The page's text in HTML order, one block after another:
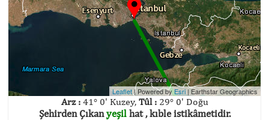
Leaflet| Powered byEsri |Earthstar Geographics
Arz :41° 0' Kuzey, Tûl :29° 0' Doğu
Şehirden Çıkanyeşilhat , kıble istikâmetidir.